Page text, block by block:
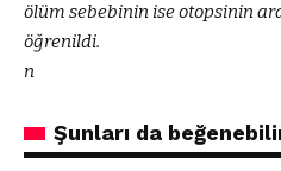
ölüm sebebinin ise otopsinin
öğrenildi.
n
Şunları da